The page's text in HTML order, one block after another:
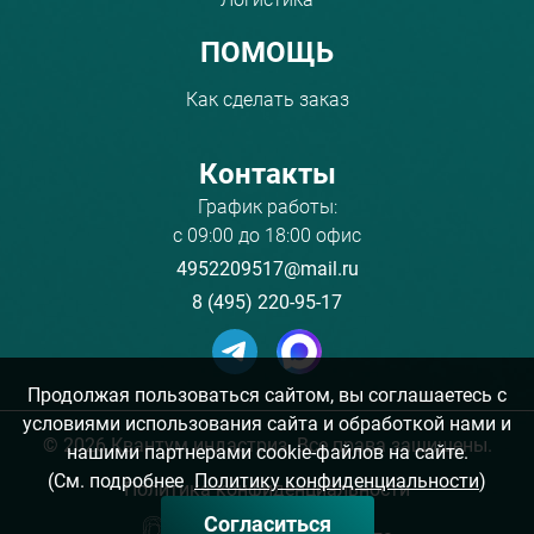
ПОМОЩЬ
Как сделать заказ
Контакты
График работы:
с 09:00 до 18:00 офис
4952209517@mail.ru
8 (495) 220-95-17
© 2026 Квантум индастриз. Все права защищены.
Политика конфиденциальности
Продолжая пользоваться сайтом, вы соглашаетесь с
условиями использования сайта и обработкой нами и
нашими партнерами cookie-файлов на сайте.
(См. подробнее Политику конфиденциальности)
Согласиться